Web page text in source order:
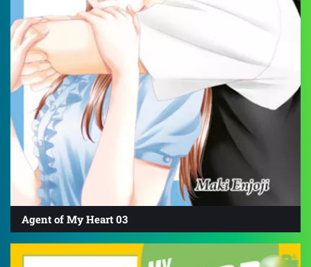
Agent of My Heart 03